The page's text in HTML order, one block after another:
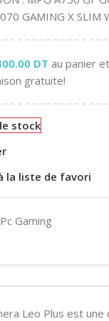
GAMING X SLIM
DT au panier
gratuite!
stock
la liste de favori
Pc Gaming
Leo Plus est